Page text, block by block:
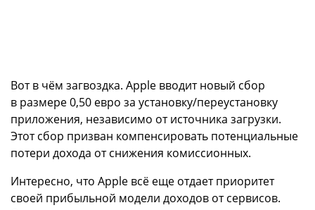
Вот в чём загвоздка. Apple вводит новый сбор
в размере 0,50 евро за установку/переустановку
приложения, независимо от источника загрузки.
Этот сбор призван компенсировать потенциальные
потери дохода от снижения комиссионных.
Интересно, что Apple всё еще отдает приоритет
своей прибыльной модели доходов от сервисов.